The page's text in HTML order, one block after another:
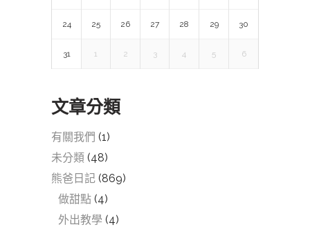
24 25 26 27 28 29 30
31 1 2 3 4 5 6
文章分類
有關我們 (1)
未分類 (48)
熊爸日記 (869)
做甜點 (4)
外出教學 (4)